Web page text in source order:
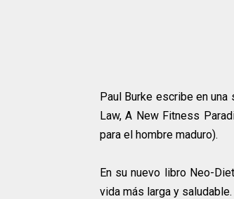
Paul Burke escribe en
Law, A New Fitness
para el hombre maduro).
En su nuevo libro Neo-
vida más larga y saludable.